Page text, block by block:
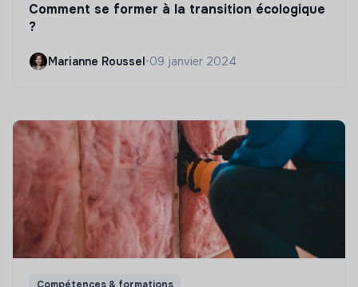
Comment se former à la transition écologique
?
Marianne Roussel•09 janvier 2024
Compétences & formations